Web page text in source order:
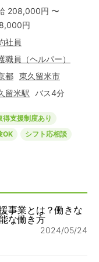
208,000円 〜
円
社員
職員（ヘルパー）
都 東久留米市
留米駅 バス4分
得支援制度あり
OK
シフト応相談
事業とは？働きな
な働き方
2024/05/24